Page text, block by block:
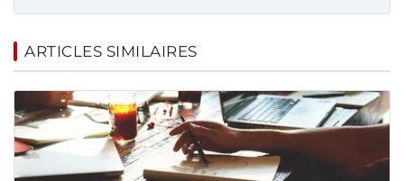
ARTICLES SIMILAIRES